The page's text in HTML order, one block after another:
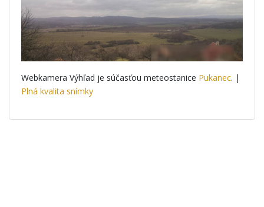
Webkamera Výhľad je súčasťou meteostanice Pukanec. |
Plná kvalita snímky